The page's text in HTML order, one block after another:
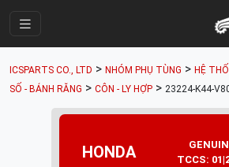
Cửa Hàng
Parts Catalogue
Mã Phụ Tùng
ICSPARTS CO., LTD > NHÓM PHỤ TÙNG > HỆ
SỐ - BÁNH RĂNG > CÔN - LY HỢP > 23224-K44-
HONDA
TCCS: